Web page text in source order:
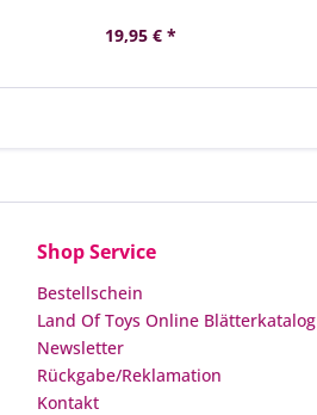
19,95 € *
Shop Service
Bestellschein
Land Of Toys Online Blätterkatalog
Newsletter
Rückgabe/Reklamation
Kontakt